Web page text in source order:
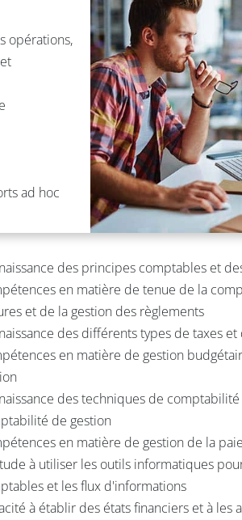
opérations,
ad hoc
des principes comptables et
en matière de tenue de la
et de la gestion des règlements
des différents types de taxes
en matière de gestion
des techniques de
de gestion
en matière de gestion de la
à utiliser les outils informatiques
et les flux d'informations
à établir des états financiers et à les